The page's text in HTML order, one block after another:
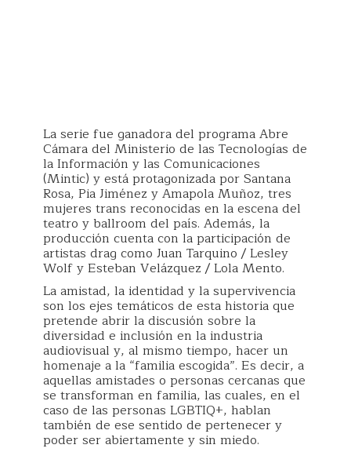
La serie fue ganadora del programa Abre
Cámara del Ministerio de las Tecnologías de
la Información y las Comunicaciones
(Mintic) y está protagonizada por Santana
Rosa, Pia Jiménez y Amapola Muñoz, tres
mujeres trans reconocidas en la escena del
teatro y ballroom del país. Además, la
producción cuenta con la participación de
artistas drag como Juan Tarquino / Lesley
Wolf y Esteban Velázquez / Lola Mento.
La amistad, la identidad y la supervivencia
son los ejes temáticos de esta historia que
pretende abrir la discusión sobre la
diversidad e inclusión en la industria
audiovisual y, al mismo tiempo, hacer un
homenaje a la “familia escogida”. Es decir, a
aquellas amistades o personas cercanas que
se transforman en familia, las cuales, en el
caso de las personas LGBTIQ+, hablan
también de ese sentido de pertenecer y
poder ser abiertamente y sin miedo.